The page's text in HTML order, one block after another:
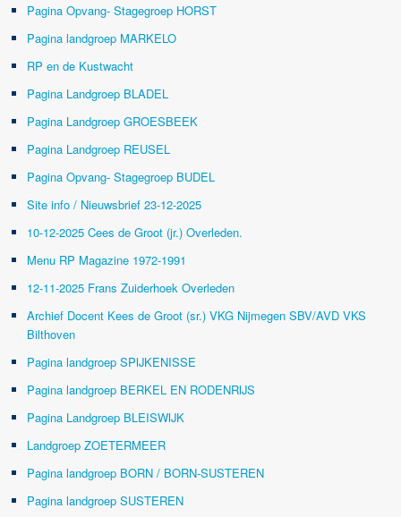
Pagina Opvang- Stagegroep HORST
Pagina landgroep MARKELO
RP en de Kustwacht
Pagina Landgroep BLADEL
Pagina Landgroep GROESBEEK
Pagina Landgroep REUSEL
Pagina Opvang- Stagegroep BUDEL
Site info / Nieuwsbrief 23-12-2025
10-12-2025 Cees de Groot (jr.) Overleden.
Menu RP Magazine 1972-1991
12-11-2025 Frans Zuiderhoek Overleden
Archief Docent Kees de Groot (sr.) VKG Nijmegen SBV/AVD VKS
Bilthoven
Pagina landgroep SPIJKENISSE
Pagina landgroep BERKEL EN RODENRIJS
Pagina Landgroep BLEISWIJK
Landgroep ZOETERMEER
Pagina landgroep BORN / BORN-SUSTEREN
Pagina landgroep SUSTEREN